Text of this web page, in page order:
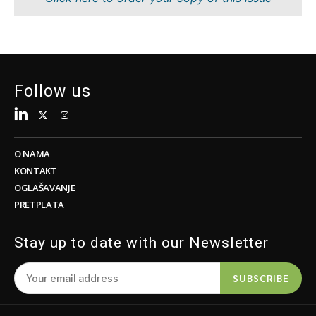
Održivost
Tehnologija
Telekomunikacije
Prevoz
Trgovina
Insights
Intervju
Okrugli
sto
Održivost
Turizam
Trgovina
Insights
Intervju
Mišljenje
Okrugli
sto
Analiza
Follow us
O NAMA
KONTAKT
OGLAŠAVANJE
PRETPLATA
Stay up to date with our Newsletter
SUBSCRIBE